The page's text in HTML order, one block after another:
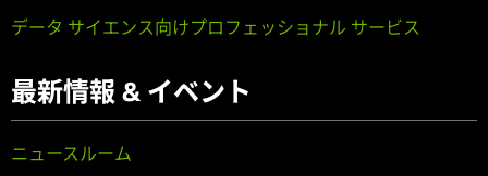
データ サイエンス向けプロフェッショナル サービス
最新情報 & イベント
ニュースルーム